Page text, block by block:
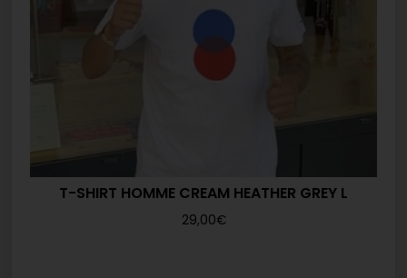
T-SHIRT HOMME CREAM HEATHER GREY L
29,00€